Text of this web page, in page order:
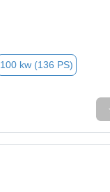
100 kw (136 PS)